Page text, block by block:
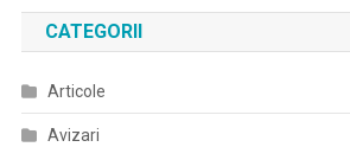
CATEGORII
Articole
Avizari